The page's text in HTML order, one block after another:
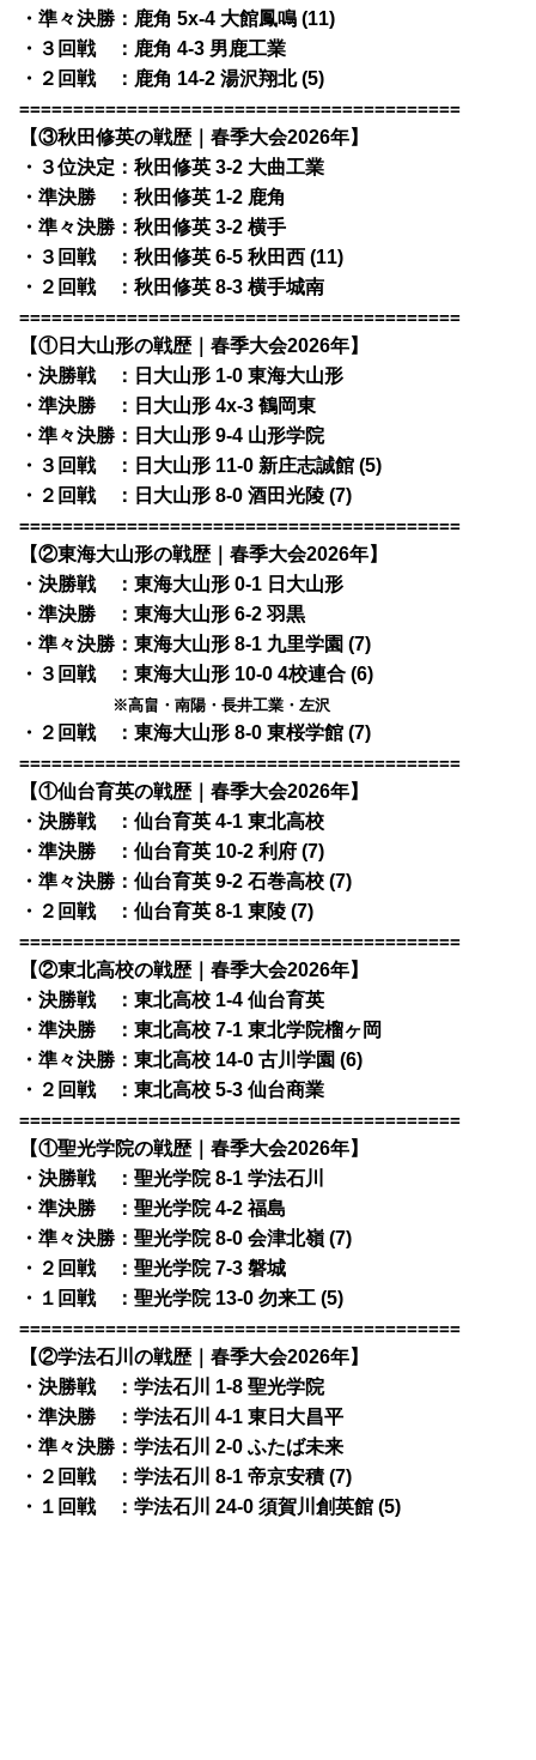
・準々決勝：鹿角 5x-4 大館鳳鳴 (11)
・３回戦 ：鹿角 4-3 男鹿工業
・２回戦 ：鹿角 14-2 湯沢翔北 (5)
=========================================
【③秋田修英の戦歴｜春季大会2026年】
・３位決定：秋田修英 3-2 大曲工業
・準決勝 ：秋田修英 1-2 鹿角
・準々決勝：秋田修英 3-2 横手
・３回戦 ：秋田修英 6-5 秋田西 (11)
・２回戦 ：秋田修英 8-3 横手城南
=========================================
【①日大山形の戦歴｜春季大会2026年】
・決勝戦 ：日大山形 1-0 東海大山形
・準決勝 ：日大山形 4x-3 鶴岡東
・準々決勝：日大山形 9-4 山形学院
・３回戦 ：日大山形 11-0 新庄志誠館 (5)
・２回戦 ：日大山形 8-0 酒田光陵 (7)
=========================================
【②東海大山形の戦歴｜春季大会2026年】
・決勝戦 ：東海大山形 0-1 日大山形
・準決勝 ：東海大山形 6-2 羽黒
・準々決勝：東海大山形 8-1 九里学園 (7)
・３回戦 ：東海大山形 10-0 4校連合 (6)
※高畠・南陽・長井工業・左沢
・２回戦 ：東海大山形 8-0 東桜学館 (7)
=========================================
【①仙台育英の戦歴｜春季大会2026年】
・決勝戦 ：仙台育英 4-1 東北高校
・準決勝 ：仙台育英 10-2 利府 (7)
・準々決勝：仙台育英 9-2 石巻高校 (7)
・２回戦 ：仙台育英 8-1 東陵 (7)
=========================================
【②東北高校の戦歴｜春季大会2026年】
・決勝戦 ：東北高校 1-4 仙台育英
・準決勝 ：東北高校 7-1 東北学院榴ヶ岡
・準々決勝：東北高校 14-0 古川学園 (6)
・２回戦 ：東北高校 5-3 仙台商業
=========================================
【①聖光学院の戦歴｜春季大会2026年】
・決勝戦 ：聖光学院 8-1 学法石川
・準決勝 ：聖光学院 4-2 福島
・準々決勝：聖光学院 8-0 会津北嶺 (7)
・２回戦 ：聖光学院 7-3 磐城
・１回戦 ：聖光学院 13-0 勿来工 (5)
=========================================
【②学法石川の戦歴｜春季大会2026年】
・決勝戦 ：学法石川 1-8 聖光学院
・準決勝 ：学法石川 4-1 東日大昌平
・準々決勝：学法石川 2-0 ふたば未来
・２回戦 ：学法石川 8-1 帝京安積 (7)
・１回戦 ：学法石川 24-0 須賀川創英館 (5)